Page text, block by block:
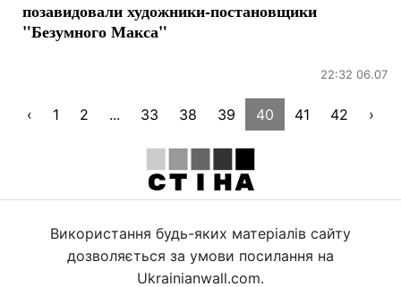
позавидовали художники-постановщики
"Безумного Макса"
22:32 06.07
‹ 1 2 ... 33 38 39 40 41 42 ›
Використання будь-яких матеріалів сайту
дозволяється за умови посилання на
Ukrainianwall.com.